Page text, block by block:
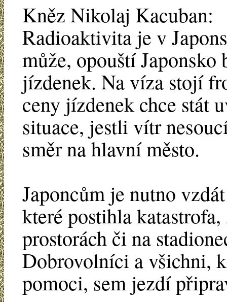
Kněz Nikolaj Kacuban:
Radioaktivita je v
může, opouští Japonsko
jízdenek. Na víza stojí
ceny jízdenek chce stát
situace, jestli vítr
směr na hlavní město.
Japoncům je nutno
které postihla
prostorách či na
Dobrovolníci a všichni,
pomoci, sem jezdí